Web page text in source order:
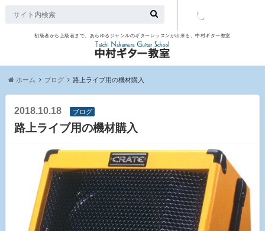
初級者から上級者まで、あらゆるジャンルのギターレッスンが出来る、中村ギター教室
ホーム ブログ 路上ライブ用の機材購入
2018.10.18 ブログ
路上ライブ用の機材購入